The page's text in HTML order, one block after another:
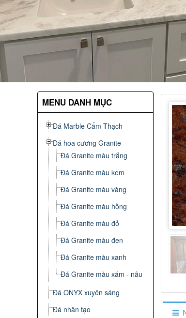
MENU DANH MỤC
Đá Marble Cẩm Thạch
Đá hoa cương Granite
Đá Granite màu trắng
Đá Granite màu kem
Đá Granite màu vàng
Đá Granite màu hồng
Đá Granite màu đỏ
Đá Granite màu đen
Đá Granite màu xanh
Đá Granite màu xám - nâu
Đá ONYX xuyên sáng
Đá nhân tạo